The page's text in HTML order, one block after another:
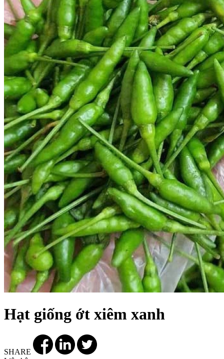
Hạt giống ớt xiêm xanh
SHARE